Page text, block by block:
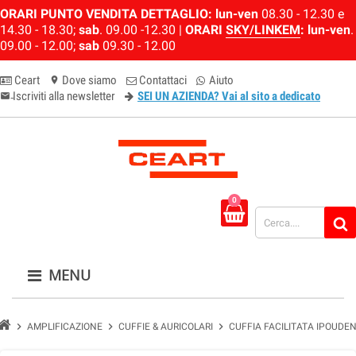
ORARI PUNTO VENDITA DETTAGLIO: lun-ven 08.30 - 12.30 e
14.30 - 18.30; sab. 09.00 -12.30 | ORARI SKY/LINKEM: lun-ven.
09.00 - 12.00; sab 09.30 - 12.00
Ceart location_on Dove siamo Contattaci Aiuto
email-newsletter
Iscriviti alla newsletter SEI UN AZIENDA? Vai al sito a dedicato
0
MENU
chevron_right AMPLIFICAZIONE chevron_right CUFFIE & AURICOLARI chevron_right CUFFIA FACILITATA